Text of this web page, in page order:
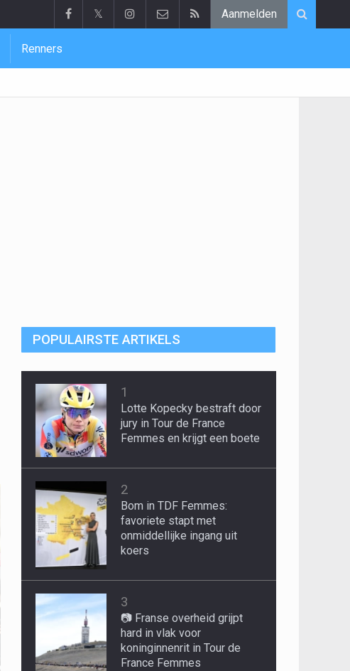
𝕏 Aanmelden
Renners
POPULAIRSTE ARTIKELS
1
Lotte Kopecky bestraft door
jury in Tour de France
Femmes en krijgt een boete
2
Bom in TDF Femmes:
favoriete stapt met
onmiddellijke ingang uit
koers
3
📷 Franse overheid grijpt
hard in vlak voor
koninginnenrit in Tour de
France Femmes